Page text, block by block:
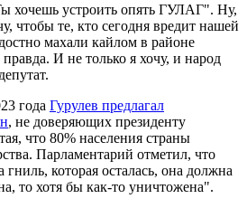
хочешь устроить опять ГУЛАГ". Ну,
чтобы те, кто сегодня вредит нашей
махали кайлом в районе
И не только я хочу, и народ
года Гурулев предлагал
, не доверяющих президенту
что 80% населения страны
Парламентарий отметил, что
гниль, которая осталась, она должна
то хотя бы как-то уничтожена".